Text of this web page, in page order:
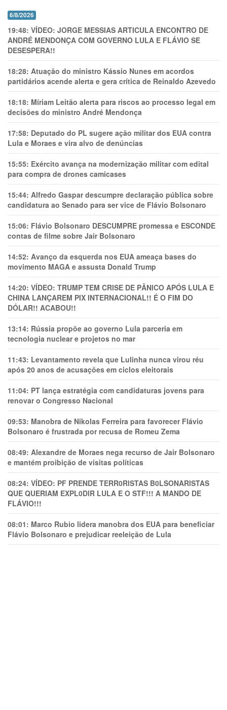
6/8/2026
19:48: VÍDEO: JORGE MESSIAS ARTICULA ENCONTRO DE
ANDRÉ MENDONÇA COM GOVERNO LULA E FLÁVIO SE
DESESPERA!!
18:28: Atuação do ministro Kássio Nunes em acordos
partidários acende alerta e gera crítica de Reinaldo Azevedo
18:18: Míriam Leitão alerta para riscos ao processo legal em
decisões do ministro André Mendonça
17:58: Deputado do PL sugere ação militar dos EUA contra
Lula e Moraes e vira alvo de denúncias
15:55: Exército avança na modernização militar com edital
para compra de drones camicases
15:44: Alfredo Gaspar descumpre declaração pública sobre
candidatura ao Senado para ser vice de Flávio Bolsonaro
15:06: Flávio Bolsonaro DESCUMPRE promessa e ESCONDE
contas de filme sobre Jair Bolsonaro
14:52: Avanço da esquerda nos EUA ameaça bases do
movimento MAGA e assusta Donald Trump
14:20: VÍDEO: TRUMP TEM CRlSE DE PÂNlCO APÓS LULA E
CHINA LANÇAREM PIX INTERNACIONAL!! É O FIM DO
DÓLAR!! ACABOU!!
13:14: Rússia propõe ao governo Lula parceria em
tecnologia nuclear e projetos no mar
11:43: Levantamento revela que Lulinha nunca virou réu
após 20 anos de acusações em ciclos eleitorais
11:04: PT lança estratégia com candidaturas jovens para
renovar o Congresso Nacional
09:53: Manobra de Nikolas Ferreira para favorecer Flávio
Bolsonaro é frustrada por recusa de Romeu Zema
08:49: Alexandre de Moraes nega recurso de Jair Bolsonaro
e mantém proibição de visitas políticas
08:24: VÍDEO: PF PRENDE TERR0RlSTAS B0LSONARlSTAS
QUE QUERIAM EXPL0DlR LULA E O STF!!! A MANDO DE
FLÁVIO!!!
08:01: Marco Rubio lidera manobra dos EUA para beneficiar
Flávio Bolsonaro e prejudicar reeleição de Lula